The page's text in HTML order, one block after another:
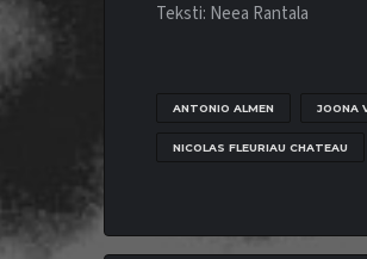
Teksti: Neea Rantala
ANTONIO ALMEN JOONA
NICOLAS FLEURIAU CHATEAU